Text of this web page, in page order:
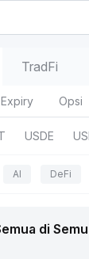
TradFi
Expiry Opsi
USDE
AI DeFi
di